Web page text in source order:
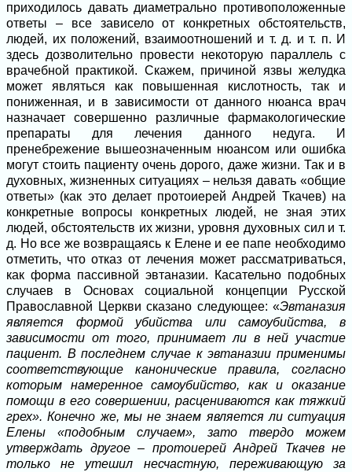
приходилось давать диаметрально противоположенные
ответы – все зависело от конкретных обстоятельств,
людей, их положений, взаимоотношений и т. д. и т. п. И
здесь дозволительно провести некоторую параллель с
врачебной практикой. Скажем, причиной язвы желудка
может являться как повышенная кислотность, так и
пониженная, и в зависимости от данного нюанса врач
назначает совершенно различные фармакологические
препараты для лечения данного недуга. И
пренебрежение вышеозначенным нюансом или ошибка
могут стоить пациенту очень дорого, даже жизни. Так и в
духовных, жизненных ситуациях – нельзя давать «общие
ответы» (как это делает протоиерей Андрей Ткачев) на
конкретные вопросы конкретных людей, не зная этих
людей, обстоятельств их жизни, уровня духовных сил и т.
д. Но все же возвращаясь к Елене и ее папе необходимо
отметить, что отказ от лечения может рассматриваться,
как форма пассивной эвтаназии. Касательно подобных
случаев в Основах социальной концепции Русской
Православной Церкви сказано следующее: «Эвтаназия
является формой убийства или самоубийства, в
зависимости от того, принимает ли в ней участие
пациент. В последнем случае к эвтаназии применимы
соответствующие канонические правила, согласно
которым намеренное самоубийство, как и оказание
помощи в его совершении, расцениваются как тяжкий
грех». Конечно же, мы не знаем является ли ситуация
Елены «подобным случаем», зато твердо можем
утверждать другое – протоиерей Андрей Ткачев не
только не утешил несчастную, переживающую за